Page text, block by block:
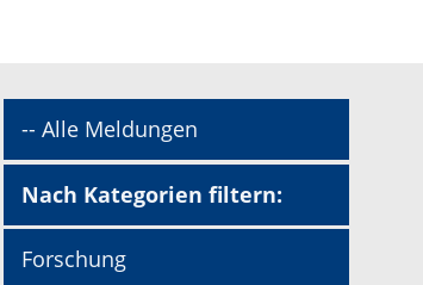
-- Alle Meldungen
Nach Kategorien filtern:
Forschung